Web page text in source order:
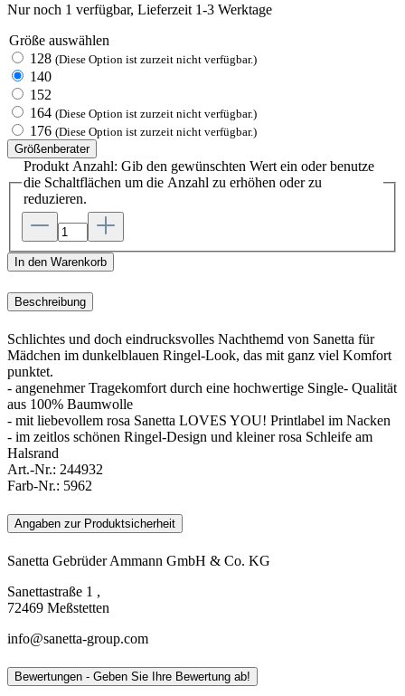
Nur noch 1 verfügbar, Lieferzeit 1-3 Werktage
Größe auswählen
128 (Diese Option ist zurzeit nicht verfügbar.)
140
152
164 (Diese Option ist zurzeit nicht verfügbar.)
176 (Diese Option ist zurzeit nicht verfügbar.)
Größenberater
Produkt Anzahl: Gib den gewünschten Wert ein oder benutze
die Schaltflächen um die Anzahl zu erhöhen oder zu
reduzieren.
In den Warenkorb
Beschreibung
Schlichtes und doch eindrucksvolles Nachthemd von Sanetta für
Mädchen im dunkelblauen Ringel-Look, das mit ganz viel Komfort
punktet.
- angenehmer Tragekomfort durch eine hochwertige Single- Qualität
aus 100% Baumwolle
- mit liebevollem rosa Sanetta LOVES YOU! Printlabel im Nacken
- im zeitlos schönen Ringel-Design und kleiner rosa Schleife am
Halsrand
Art.-Nr.: 244932
Farb-Nr.: 5962
Angaben zur Produktsicherheit
Sanetta Gebrüder Ammann GmbH & Co. KG
Sanettastraße 1 ,
72469 Meßstetten
info@sanetta-group.com
Bewertungen - Geben Sie Ihre Bewertung ab!